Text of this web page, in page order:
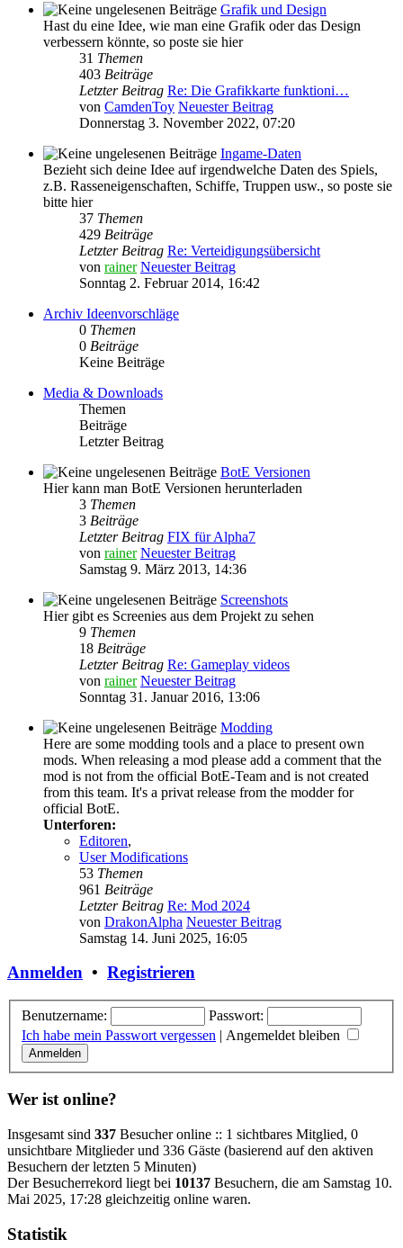
Grafik und Design
Hast du eine Idee, wie man eine Grafik oder das Design
verbessern könnte, so poste sie hier
31 Themen
403 Beiträge
Letzter Beitrag Re: Die Grafikkarte funktioni…
von CamdenToy Neuester Beitrag
Donnerstag 3. November 2022, 07:20
Ingame-Daten
Bezieht sich deine Idee auf irgendwelche Daten des Spiels,
z.B. Rasseneigenschaften, Schiffe, Truppen usw., so poste sie
bitte hier
37 Themen
429 Beiträge
Letzter Beitrag Re: Verteidigungsübersicht
von rainer Neuester Beitrag
Sonntag 2. Februar 2014, 16:42
Archiv Ideenvorschläge
0 Themen
0 Beiträge
Keine Beiträge
Media & Downloads
Themen
Beiträge
Letzter Beitrag
BotE Versionen
Hier kann man BotE Versionen herunterladen
3 Themen
3 Beiträge
Letzter Beitrag FIX für Alpha7
von rainer Neuester Beitrag
Samstag 9. März 2013, 14:36
Screenshots
Hier gibt es Screenies aus dem Projekt zu sehen
9 Themen
18 Beiträge
Letzter Beitrag Re: Gameplay videos
von rainer Neuester Beitrag
Sonntag 31. Januar 2016, 13:06
Modding
Here are some modding tools and a place to present own
mods. When releasing a mod please add a comment that the
mod is not from the official BotE-Team and is not created
from this team. It's a privat release from the modder for
official BotE.
Unterforen:
Editoren,
User Modifications
53 Themen
961 Beiträge
Letzter Beitrag Re: Mod 2024
von DrakonAlpha Neuester Beitrag
Samstag 14. Juni 2025, 16:05
Anmelden • Registrieren
Benutzername:
Passwort:
Ich habe mein Passwort vergessen | Angemeldet bleiben
Wer ist online?
Insgesamt sind 337 Besucher online :: 1 sichtbares Mitglied, 0
unsichtbare Mitglieder und 336 Gäste (basierend auf den aktiven
Besuchern der letzten 5 Minuten)
Der Besucherrekord liegt bei 10137 Besuchern, die am Samstag 10.
Mai 2025, 17:28 gleichzeitig online waren.
Statistik